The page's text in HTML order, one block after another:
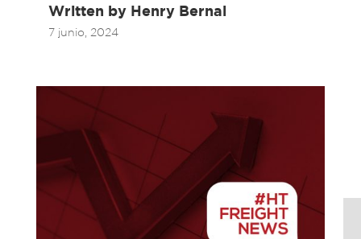
Written by Henry Bernal
7 junio, 2024